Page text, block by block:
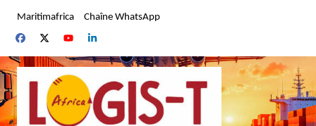
contenu
Maritimafrica Chaîne WhatsApp